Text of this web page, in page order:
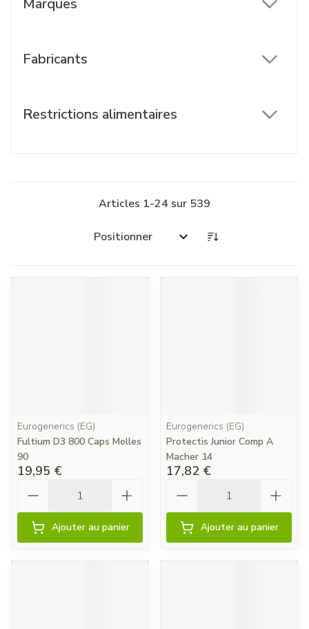
Marques
Fabricants
Restrictions alimentaires
Articles 1-24 sur 539
Trier par:
Eurogenerics (EG)
Fultium D3 800 Caps Molles
90
19,95 €
Ajouter au panier
Eurogenerics (EG)
Protectis Junior Comp A
Macher 14
17,82 €
Ajouter au panier